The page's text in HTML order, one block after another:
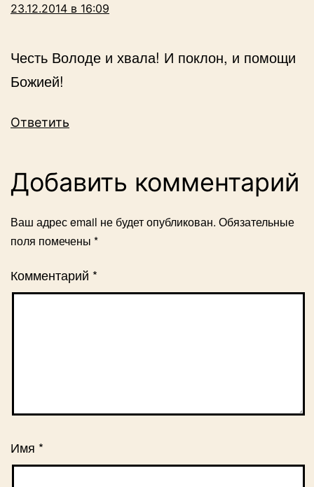
23.12.2014 в 16:09
Честь Володе и хвала! И поклон, и помощи
Божией!
Ответить
Добавить комментарий
Ваш адрес email не будет опубликован. Обязательные
поля помечены *
Комментарий *
Имя *